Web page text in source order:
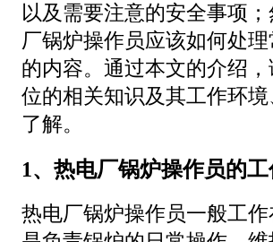
以及需要注意的安全事项
厂锅炉操作员应该如何处
的内容。通过本文的介绍
位的相关知识及其工作环
了解。
1、热电厂锅炉操作员的
热电厂锅炉操作员一般工